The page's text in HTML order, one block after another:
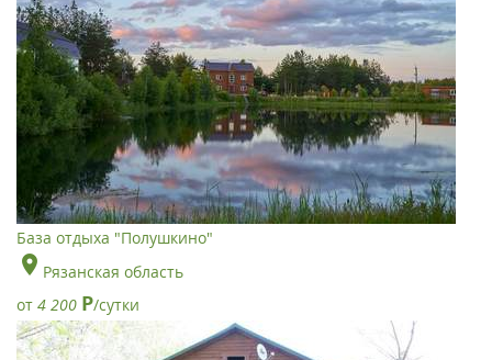
База отдыха "Полушкино"
Рязанская область
от 4 200 Р/сутки